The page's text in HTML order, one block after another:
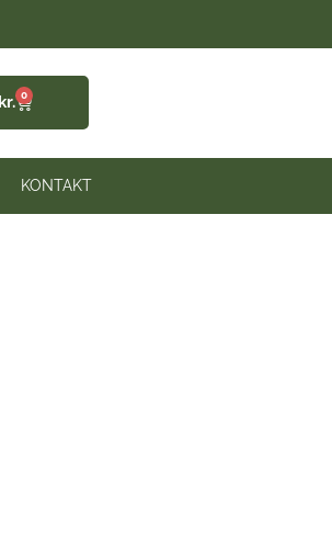
kr. 0
KONTAKT